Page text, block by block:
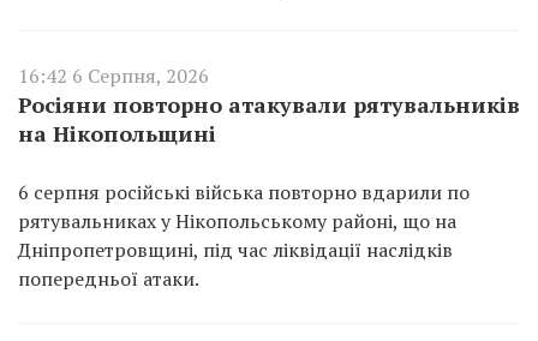
16:42 6 Серпня, 2026
Росіяни повторно атакували рятувальників
на Нікопольщині
6 серпня російські війська повторно вдарили по
рятувальниках у Нікопольському районі, що на
Дніпропетровщині, під час ліквідації наслідків
попередньої атаки.